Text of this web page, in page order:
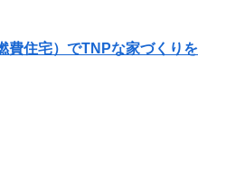
費住宅）でTNPな家づくりを